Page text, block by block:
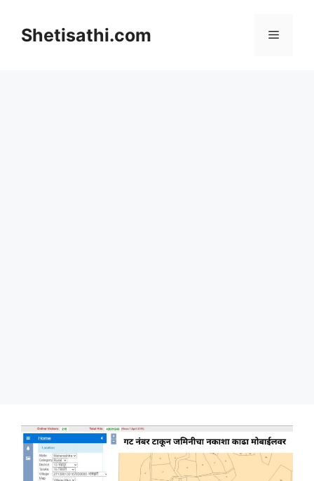
contentShetisathi.com Menu